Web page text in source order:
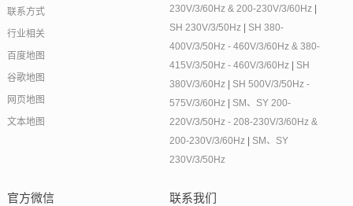
联系方式
行业相关
百度地图
谷歌地图
网页地图
文本地图
230V/3/60Hz & 200-230V/3/60Hz
SH 230V/3/50Hz
SH 380-
400V/3/50Hz - 460V/3/60Hz & 380-
415V/3/50Hz - 460V/3/60Hz
SH
380V/3/60Hz
SH 500V/3/50Hz -
575V/3/60Hz
SM、SY 200-
220V/3/50Hz - 208-230V/3/60Hz &
200-230V/3/60Hz
SM、SY
230V/3/50Hz
官方微信 联系我们